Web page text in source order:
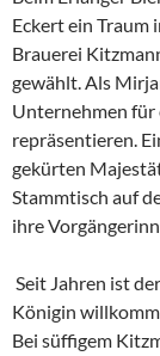
Eckert ein Traum
Brauerei
gewählt. Als
Unternehmen für
repräsentieren.
gekürten
Stammtisch auf
ihre
Seit Jahren ist
Königin
Bei süffigem